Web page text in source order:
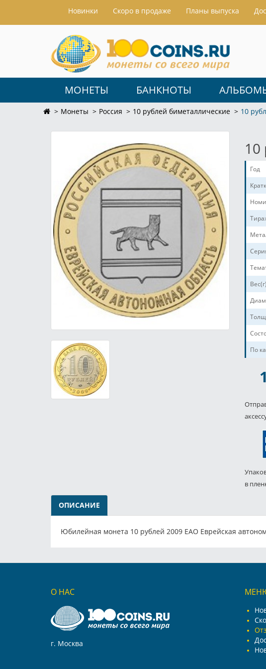
Hовинки Скоро в продаже Планы выпуска
МОНЕТЫ БАНКНОТЫ
Монеты Россия 10 рублей биметаллические 10
10
Год
Вес(г)
По
в
ОПИСАНИЕ
Юбилейная монета 10 рублей 2009 ЕАО Еврейская
О НАС
г. Москва